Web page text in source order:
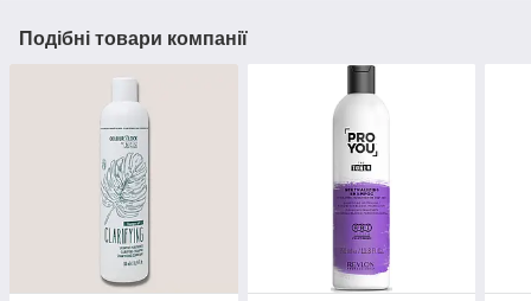
Подібні товари компанії